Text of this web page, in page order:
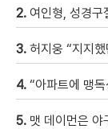
2. 여인형, 성경구
3. 허지웅 “지지
4. “아파트에 맹독
5. 맷 데이먼은 야구장, 놀